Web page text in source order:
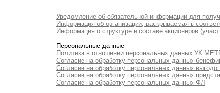
Уведомление об обязательной информации для
Информация об организации, раскрываемая в
Информация о структуре и составе акционеров
Персональные данные
Политика в отношении персональных данных УК
Согласие на обработку персональных данных
Согласие на обработку персональных данных
Согласие на обработку персональных данных
Согласие на обработку персональных данных ФЛ